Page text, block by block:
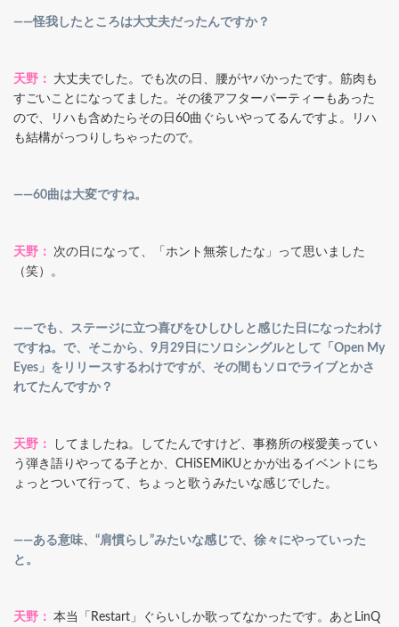
――怪我したところは大丈夫だったんですか？
天野： 大丈夫でした。でも次の日、腰がヤバかったです。筋肉も
すごいことになってました。その後アフターパーティーもあった
ので、リハも含めたらその日60曲ぐらいやってるんですよ。リハ
も結構がっつりしちゃったので。
――60曲は大変ですね。
天野： 次の日になって、「ホント無茶したな」って思いました
（笑）。
――でも、ステージに立つ喜びをひしひしと感じた日になったわけ
ですね。で、そこから、9月29日にソロシングルとして「Open My
Eyes」をリリースするわけですが、その間もソロでライブとかさ
れてたんですか？
天野：
してましたね。してたんですけど、事務所の桜愛美ってい
う弾き語りやってる子とか、CHiSEMiKUとかが出るイベントにち
ょっとついて行って、ちょっと歌うみたいな感じでした。
――ある意味、“肩慣らし”みたいな感じで、徐々にやっていった
と。
天野： 本当「Restart」ぐらいしか歌ってなかったです。あとLinQ